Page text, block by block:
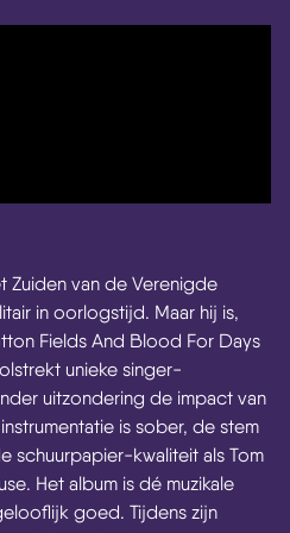
Zuiden van de Verenigde
in oorlogstijd. Maar hij is,
Fields And Blood For Days
unieke singer-
uitzondering de impact van
is sober, de stem
schuurpapier-kwaliteit als Tom
Het album is dé muzikale
goed. Tijdens zijn